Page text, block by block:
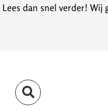
dan snel verder!